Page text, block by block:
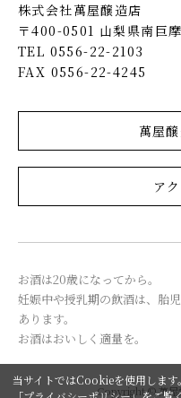
当サイトではCookieを使用しま
株式会社萬屋醸造店
〒400-0501 山梨県南巨
TEL 0556-22-2103
FAX 0556-22-4245
萬屋
ア
お酒は20歳になってから。
妊娠中や授乳期の飲酒は、胎
あります。
お酒はおいしく適量を。
Copyright © 萬屋